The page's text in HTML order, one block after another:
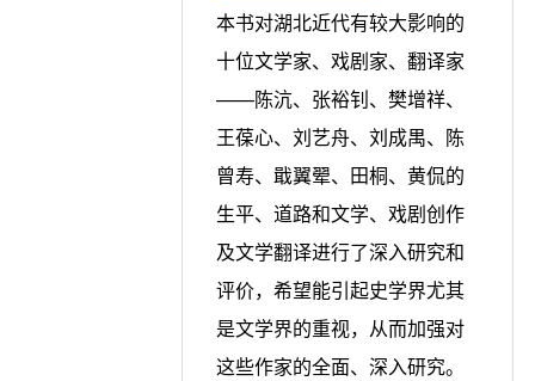
本书对湖北近代有较大影响的
十位文学家、戏剧家、翻译家
——陈沆、张裕钊、樊增祥、
王葆心、刘艺舟、刘成禺、陈
曾寿、戢翼翚、田桐、黄侃的
生平、道路和文学、戏剧创作
及文学翻译进行了深入研究和
评价，希望能引起史学界尤其
是文学界的重视，从而加强对
这些作家的全面、深入研究。